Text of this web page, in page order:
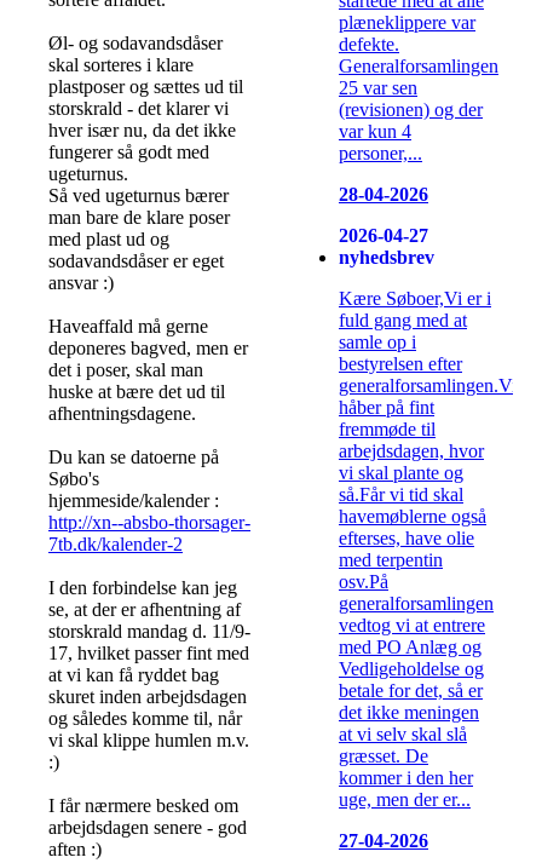
Øl- og sodavandsdåser
skal sorteres i klare
plastposer og sættes ud til
storskrald - det klarer vi
hver især nu, da det ikke
fungerer så godt med
ugeturnus.
Så ved ugeturnus bærer
man bare de klare poser
med plast ud og
sodavandsdåser er eget
ansvar :)
Haveaffald må gerne
deponeres bagved, men er
det i poser, skal man
huske at bære det ud til
afhentningsdagene.
Du kan se datoerne på
Søbo's
hjemmeside/kalender :
http://xn--absbo-thorsager-
7tb.dk/kalender-2
I den forbindelse kan jeg
se, at der er afhentning af
storskrald mandag d. 11/9-
17, hvilket passer fint med
at vi kan få ryddet bag
skuret inden arbejdsdagen
og således komme til, når
vi skal klippe humlen m.v.
:)
I får nærmere besked om
arbejdsdagen senere - god
aften :)
plæneklippere var
defekte.
Generalforsamlingen
25 var sen
(revisionen) og der
var kun 4
personer,...
28-04-2026
2026-04-27
nyhedsbrev
Kære Søboer,Vi er i
fuld gang med at
samle op i
bestyrelsen efter
generalforsamlingen.Vi
håber på fint
fremmøde til
arbejdsdagen, hvor
vi skal plante og
så.Får vi tid skal
havemøblerne også
efterses, have olie
med terpentin
osv.På
generalforsamlingen
vedtog vi at entrere
med PO Anlæg og
Vedligeholdelse og
betale for det, så er
det ikke meningen
at vi selv skal slå
græsset. De
kommer i den her
uge, men der er...
27-04-2026